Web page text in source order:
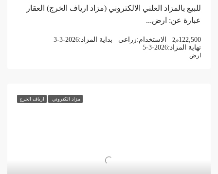
للبيع بالمزاد العلني الالكتروني (مزاد ارياف الخرج) العقار
عبارة عن: ارض...
122,500م2 الاستخدام:زراعي بداية المزاد:3-3-2026
نهاية المزاد:5-3-2026
ارض
مزاد الكتروني ارياف الخرج